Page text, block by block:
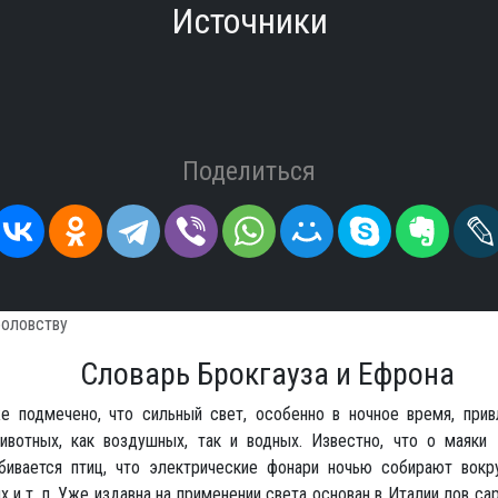
Источники
Поделиться
Словарь Брокгауза и Ефрона
подмечено, что сильный свет, особенно в ночное время,
как воздушных, так и водных. Известно, что о маяки
птиц, что электрические фонари ночью собирают